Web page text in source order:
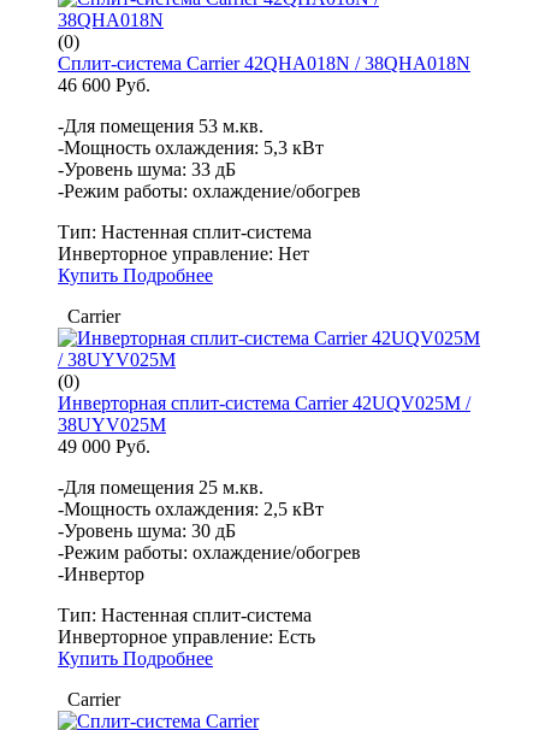
(0)
Сплит-система Carrier 42QHA018N / 38QHA018N
46 600 Руб.
-Для помещения 53 м.кв.
-Мощность охлаждения: 5,3 кВт
-Уровень шума: 33 дБ
-Режим работы: охлаждение/обогрев
Тип: Настенная сплит-система
Инверторное управление: Нет
Купить Подробнее
Carrier
(0)
Инверторная сплит-система Carrier 42UQV025M /
38UYV025M
49 000 Руб.
-Для помещения 25 м.кв.
-Мощность охлаждения: 2,5 кВт
-Уровень шума: 30 дБ
-Режим работы: охлаждение/обогрев
-Инвертор
Тип: Настенная сплит-система
Инверторное управление: Есть
Купить Подробнее
Carrier